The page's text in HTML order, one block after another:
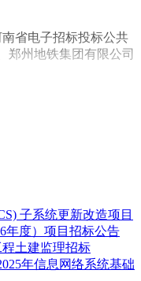
省电子招标投标公共
郑州地铁集团有限公司
肺炎疫情防控指挥部
标文件递交截止时间
知。给各投标人造成的
子系统更新改造项目
年度）项目招标公告
程土建监理招标
年信息网络系统基础